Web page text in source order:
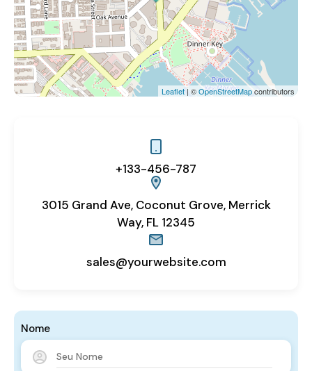
Leaflet | ©OpenStreetMapcontributors
+133-456-787
3015 Grand Ave, Coconut Grove, Merrick
Way, FL 12345
sales@yourwebsite.com
Nome